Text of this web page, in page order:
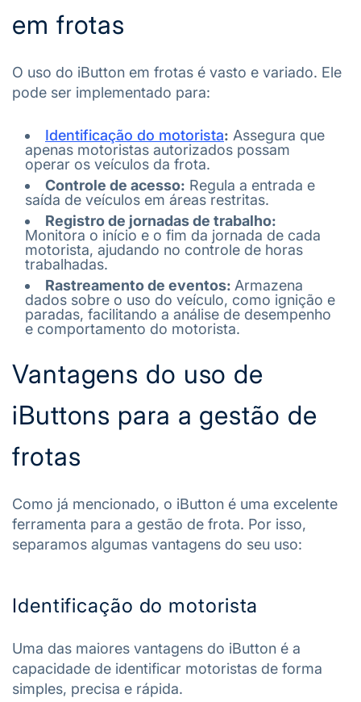
em frotas
O uso do iButton em frotas é vasto e variado. Ele
pode ser implementado para:
Identificação do motorista: Assegura que
apenas motoristas autorizados possam
operar os veículos da frota.
Controle de acesso: Regula a entrada e
saída de veículos em áreas restritas.
Registro de jornadas de trabalho:
Monitora o início e o fim da jornada de cada
motorista, ajudando no controle de horas
trabalhadas.
Rastreamento de eventos: Armazena
dados sobre o uso do veículo, como ignição e
paradas, facilitando a análise de desempenho
e comportamento do motorista.
Vantagens do uso de
iButtons para a gestão de
frotas
Como já mencionado, o iButton é uma excelente
ferramenta para a gestão de frota. Por isso,
separamos algumas vantagens do seu uso:
Identificação do motorista
Uma das maiores vantagens do iButton é a
capacidade de identificar motoristas de forma
simples, precisa e rápida.